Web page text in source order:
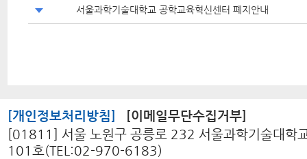
서울과학기술대학교 공학교육혁신센터 폐지안내
[개인정보처리방침]
[이메일무단수집거부]
[01811] 서울 노원구 공릉로 232 서울과학기술대학
101호(TEL:02-970-6183)